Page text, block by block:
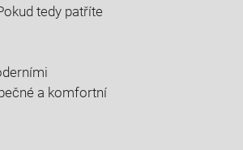
tedy patříte
a komfortní